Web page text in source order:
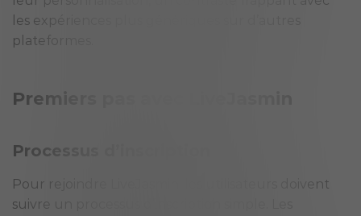
les expériences plus génériques sur d’autres
plateformes.
Premiers pas avec LiveJasmin
Processus d’inscription
Pour rejoindre LiveJasmin, les utilisateurs doivent
suivre un processus d’inscription simple. Les